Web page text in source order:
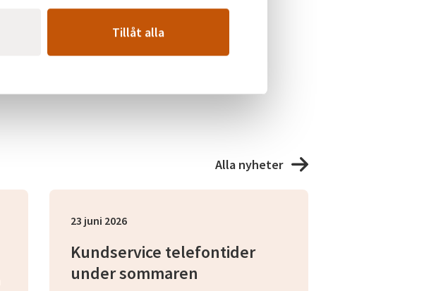
Tillåt alla
Alla nyheter
23 juni 2026
Kundservice telefontider
under sommaren